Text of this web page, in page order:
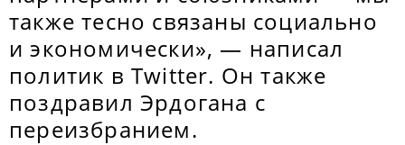
также тесно связаны социально
и экономически», — написал
политик в Twitter. Он также
поздравил Эрдогана с
переизбранием.